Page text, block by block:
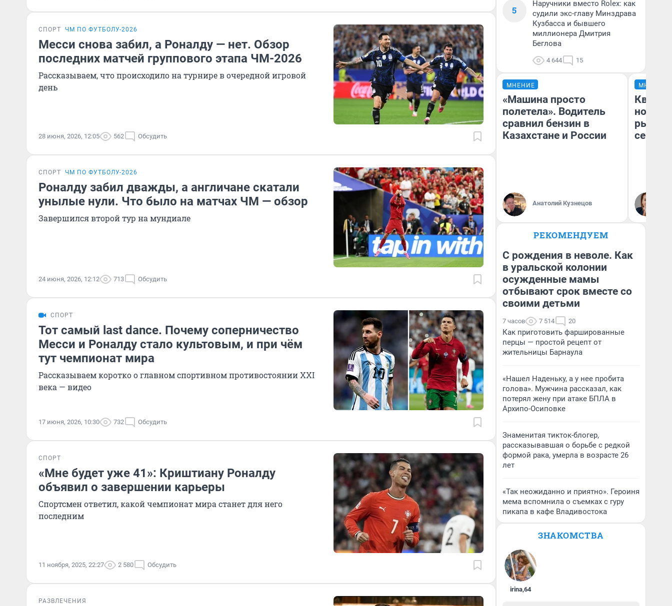
СПОРТ ЧМ ПО ФУТБОЛУ-2026
Месси снова забил, а Роналду — нет. Обзор
последних матчей группового этапа ЧМ-2026
Рассказываем, что происходило на турнире в очередной игровой
день
28 июня, 2026, 12:05 562 Обсудить
СПОРТ ЧМ ПО ФУТБОЛУ-2026
Роналду забил дважды, а англичане скатали
унылые нули. Что было на матчах ЧМ — обзор
Завершился второй тур на мундиале
24 июня, 2026, 12:12 713 Обсудить
СПОРТ
Тот самый last dance. Почему соперничество
Месси и Роналду стало культовым, и при чём
тут чемпионат мира
Рассказываем коротко о главном спортивном противостоянии XXI
века — видео
17 июня, 2026, 10:30 732 Обсудить
СПОРТ
«Мне будет уже 41»: Криштиану Роналду
объявил о завершении карьеры
Спортсмен ответил, какой чемпионат мира станет для него
последним
11 ноября, 2025, 22:27 2 580 Обсудить
РАЗВЛЕЧЕНИЯ
5
Наручники вместо Rolex: как
судили экс-главу Минздрава
Кузбасса и бывшего
миллионера Дмитрия
Беглова
4 644 15
МНЕНИЕ
«Машина просто
полетела». Водитель
сравнил бензин в
Казахстане и России
Анатолий Кузнецов
МНЕНИЕ
но
рынок
РЕКОМЕНДУЕМ
С рождения в неволе. Как
в уральской колонии
осужденные мамы
отбывают срок вместе со
своими детьми
7 часов 7 514 20
Как приготовить фаршированные
перцы — простой рецепт от
жительницы Барнаула
«Нашел Наденьку, а у нее пробита
голова». Мужчина рассказал, как
потерял жену при атаке БПЛА в
Архипо-Осиповке
Знаменитая тикток-блогер,
рассказывавшая о борьбе с редкой
формой рака, умерла в возрасте 26
лет
«Так неожиданно и приятно». Героиня
мема вспомнила о съемках с гуру
пикапа в кафе Владивостока
ЗНАКОМСТВА
irina,64